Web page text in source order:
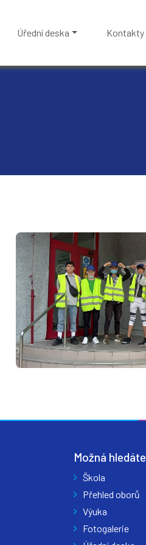
Úřední deska Kontakty
Možná hledáte
Škola
Přehled oborů
Výuka
Fotogalerie